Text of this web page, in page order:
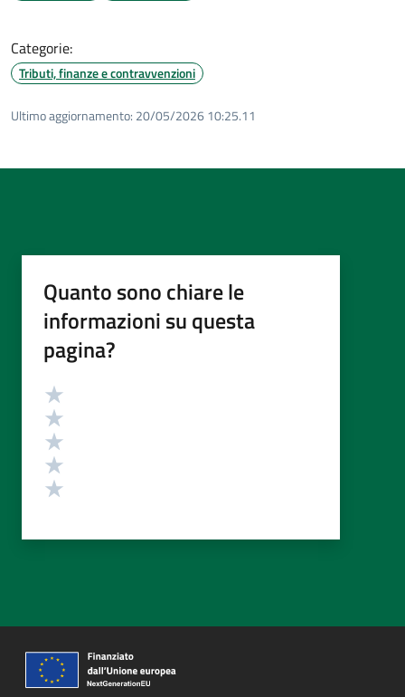
Categorie:
Tributi, finanze e contravvenzioni
Ultimo aggiornamento: 20/05/2026 10:25.11
Quanto sono chiare le
informazioni su questa
pagina?
Valutazione